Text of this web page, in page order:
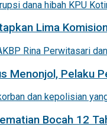
Lima
Menonjol, Pelaku
Bocah 12